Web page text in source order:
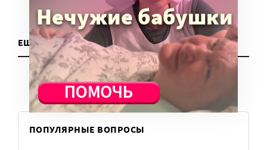
ЕЩЕ ДЛЯ НКО
ПОПУЛЯРНЫЕ ВОПРОСЫ